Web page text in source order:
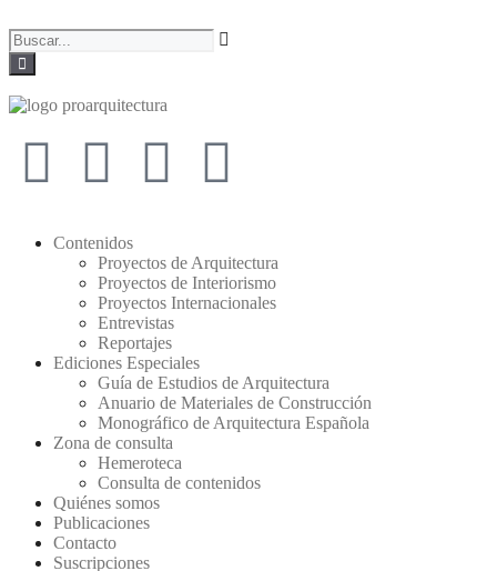
Contenidos
Proyectos de Arquitectura
Proyectos de Interiorismo
Proyectos Internacionales
Entrevistas
Reportajes
Ediciones Especiales
Guía de Estudios de Arquitectura
Anuario de Materiales de Construcción
Monográfico de Arquitectura Española
Zona de consulta
Hemeroteca
Consulta de contenidos
Quiénes somos
Publicaciones
Contacto
Suscripciones